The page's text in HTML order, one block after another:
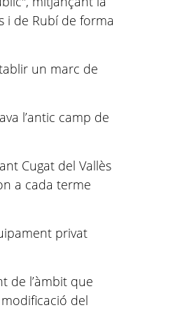
i de Rubí de forma
un marc de
l’antic camp de
Cugat del Vallès
a cada terme
privat
de l’àmbit que
del